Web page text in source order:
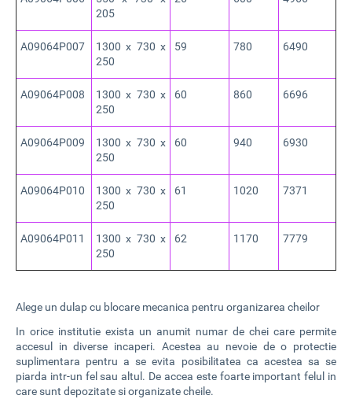
205
A09064P007
1300 x 730 x
250
59 780 6490
A09064P008
1300 x 730 x
250
60 860 6696
A09064P009
1300 x 730 x
250
60 940 6930
A09064P010
1300 x 730 x
250
61 1020 7371
A09064P011
1300 x 730 x
250
62 1170 7779
Alege un dulap cu blocare mecanica pentru organizarea cheilor
In orice institutie exista un anumit numar de chei care permite
accesul in diverse incaperi. Acestea au nevoie de o protectie
suplimentara pentru a se evita posibilitatea ca acestea sa se
piarda intr-un fel sau altul. De accea este foarte important felul in
care sunt depozitate si organizate cheile.